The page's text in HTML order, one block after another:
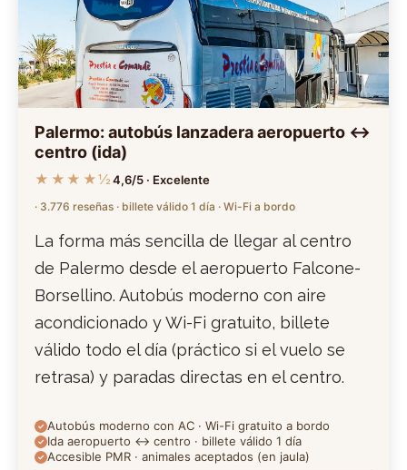
Palermo: autobús lanzadera aeropuerto ↔
centro (ida)
★★★★½4,6/5 · Excelente
· 3.776 reseñas · billete válido 1 día · Wi-Fi a bordo
La forma más sencilla de llegar al centro
de Palermo desde el aeropuerto Falcone-
Borsellino. Autobús moderno con aire
acondicionado y Wi-Fi gratuito, billete
válido todo el día (práctico si el vuelo se
retrasa) y paradas directas en el centro.
Autobús moderno con AC · Wi-Fi gratuito a bordo
Ida aeropuerto ↔ centro · billete válido 1 día
Accesible PMR · animales aceptados (en jaula)